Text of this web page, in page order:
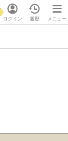
ログイン 履歴 メニュー